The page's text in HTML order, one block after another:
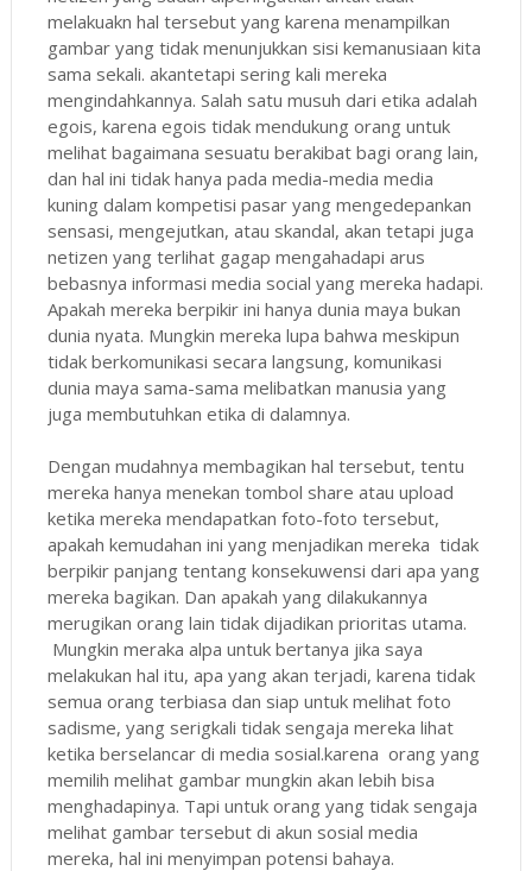
melakuakn hal tersebut yang karena menampilkan
gambar yang tidak menunjukkan sisi kemanusiaan kita
sama sekali. akantetapi sering kali mereka
mengindahkannya. Salah satu musuh dari etika adalah
egois, karena egois tidak mendukung orang untuk
melihat bagaimana sesuatu berakibat bagi orang lain,
dan hal ini tidak hanya pada media-media media
kuning dalam kompetisi pasar yang mengedepankan
sensasi, mengejutkan, atau skandal, akan tetapi juga
netizen yang terlihat gagap mengahadapi arus
bebasnya informasi media social yang mereka hadapi.
Apakah mereka berpikir ini hanya dunia maya bukan
dunia nyata. Mungkin mereka lupa bahwa meskipun
tidak berkomunikasi secara langsung, komunikasi
dunia maya sama-sama melibatkan manusia yang
juga membutuhkan etika di dalamnya.
Dengan mudahnya membagikan hal tersebut, tentu
mereka hanya menekan tombol share atau upload
ketika mereka mendapatkan foto-foto tersebut,
apakah kemudahan ini yang menjadikan mereka tidak
berpikir panjang tentang konsekuwensi dari apa yang
mereka bagikan. Dan apakah yang dilakukannya
merugikan orang lain tidak dijadikan prioritas utama.
Mungkin meraka alpa untuk bertanya jika saya
melakukan hal itu, apa yang akan terjadi, karena tidak
semua orang terbiasa dan siap untuk melihat foto
sadisme, yang serigkali tidak sengaja mereka lihat
ketika berselancar di media sosial.karena orang yang
memilih melihat gambar mungkin akan lebih bisa
menghadapinya. Tapi untuk orang yang tidak sengaja
melihat gambar tersebut di akun sosial media
mereka, hal ini menyimpan potensi bahaya.